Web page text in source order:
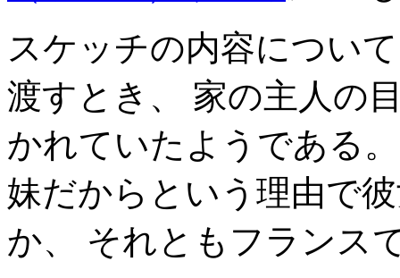
スケッチの内容につい
渡すとき、 家の主人の
かれていたようである
妹だからという理由で
か、 それともフランス